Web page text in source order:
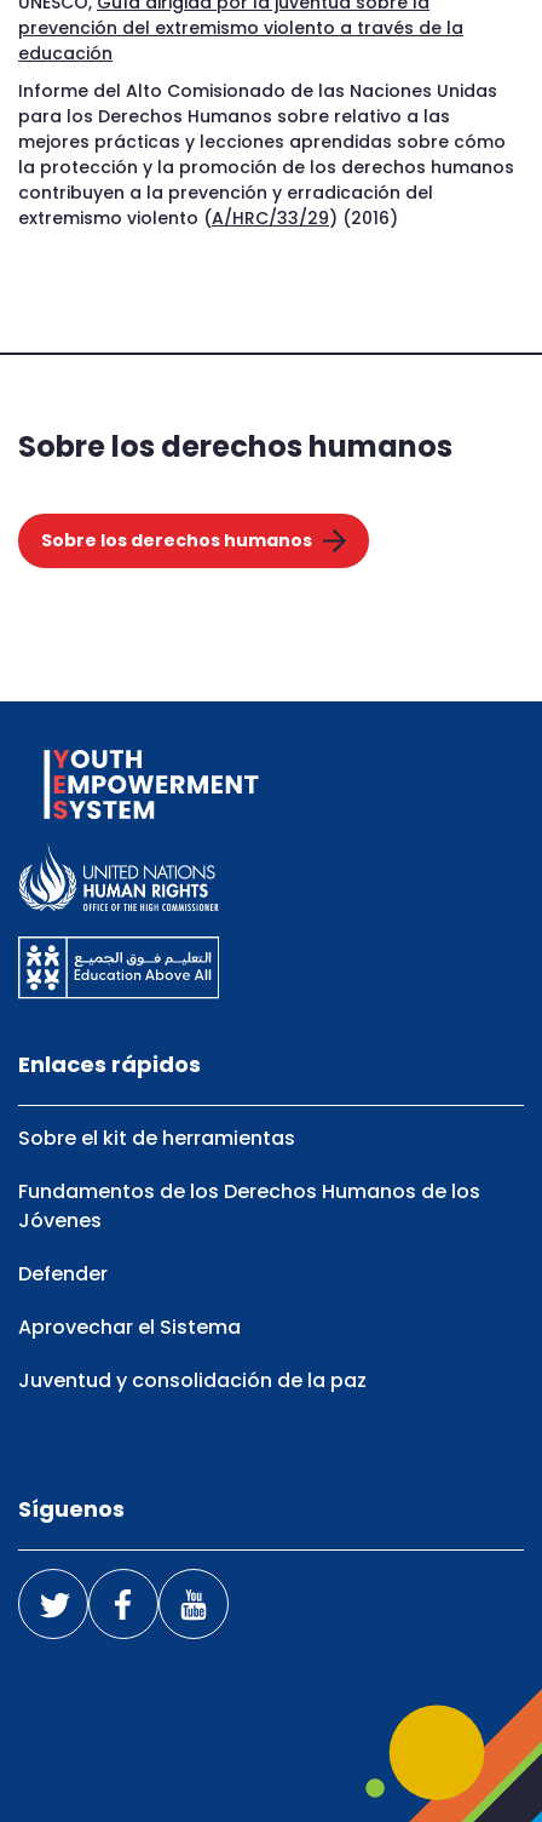
prevención del extremismo violento a través de la
educación
Informe del Alto Comisionado de las Naciones Unidas
para los Derechos Humanos sobre relativo a las
mejores prácticas y lecciones aprendidas sobre cómo
la protección y la promoción de los derechos humanos
contribuyen a la prevención y erradicación del
extremismo violento (A/HRC/33/29) (2016)
Sobre los derechos humanos
Sobre los derechos humanos
Enlaces rápidos
Sobre el kit de herramientas
Fundamentos de los Derechos Humanos de los
Jóvenes
Defender
Aprovechar el Sistema
Juventud y consolidación de la paz
Síguenos